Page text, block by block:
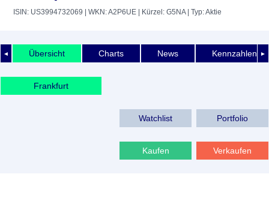
ISIN: US3994732069 | WKN: A2P6UE | Kürzel: G5NA| Typ: Aktie
◄ ►
Übersicht Charts News Kennzahlen
Frankfurt
Watchlist Portfolio
Kaufen Verkaufen